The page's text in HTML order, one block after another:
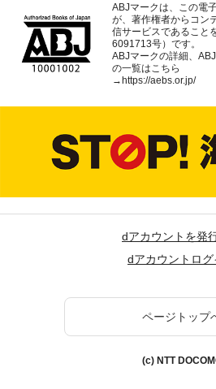
ABJマークは、この電
が、著作権者からコン
信サービスであること
6091713号）です。
ABJマークの詳細、
の一覧はこちら
→https://aebs.or.jp/
dアカウントを発
dアカウントログ
ページトップ
(c) NTT